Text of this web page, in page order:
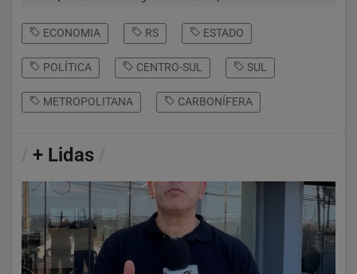
ECONOMIA RS ESTADO
POLÍTICA CENTRO-SUL SUL
METROPOLITANA CARBONÍFERA
+ Lidas